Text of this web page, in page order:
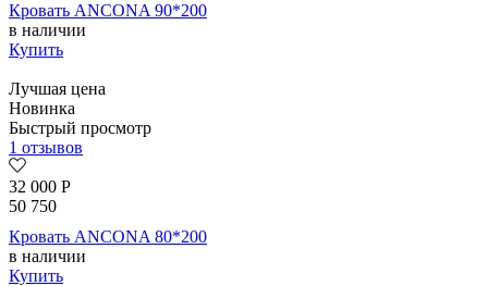
Кровать ANCONA 90*200
в наличии
Купить
Лучшая цена
Новинка
Быстрый просмотр
1 отзывов
32 000 Р
50 750
Кровать ANCONA 80*200
в наличии
Купить